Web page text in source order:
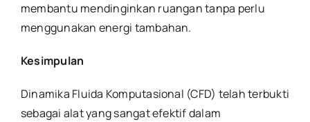
membantu mendinginkan ruangan tanpa perlu
menggunakan energi tambahan.
Kesimpulan
Dinamika Fluida Komputasional (CFD) telah terbukti
sebagai alat yang sangat efektif dalam